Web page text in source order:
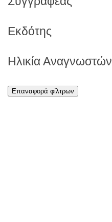
Εκδότης
Ηλικία Αναγνωστών
Επαναφορά φίλτρων